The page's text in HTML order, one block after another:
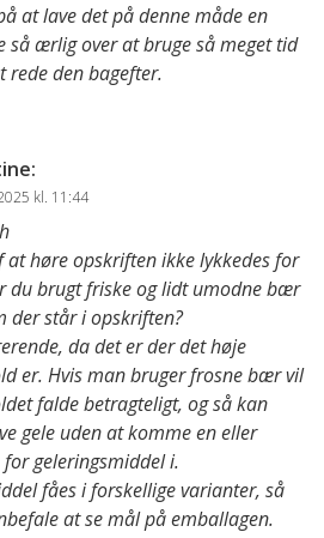
at lave det på denne måde en
så ærlig over at bruge så meget tid
den bagefter.
:
kl. 11:44
at høre opskriften ikke lykkedes for
du brugt friske og lidt umodne bær
der står i opskriften?
da det er der det høje
er. Hvis man bruger frosne bær vil
falde betragteligt, og så kan
gele uden at komme en eller
geleringsmiddel i.
fåes i forskellige varianter, så
at se mål på emballagen.